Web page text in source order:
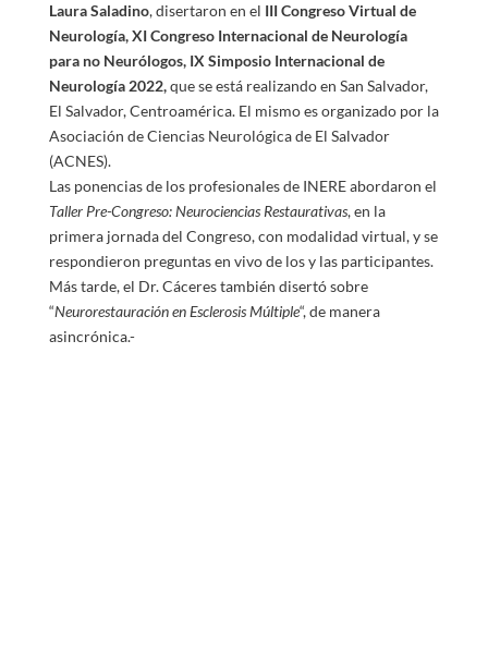
Laura Saladino, disertaron en el III Congreso Virtual de
Neurología, XI Congreso Internacional de Neurología
para no Neurólogos, IX Simposio Internacional de
Neurología 2022,que se está realizando en San Salvador,
El Salvador, Centroamérica. El mismo es organizado por la
Asociación de Ciencias Neurológica de El Salvador
(ACNES).
Las ponencias de los profesionales de INERE abordaron el
Taller Pre-Congreso: Neurociencias Restaurativas, en la
primera jornada del Congreso, con modalidad virtual, y se
respondieron preguntas en vivo de los y las participantes.
Más tarde, el Dr. Cáceres también disertó sobre
“Neurorestauración en Esclerosis Múltiple“, de manera
asincrónica.-